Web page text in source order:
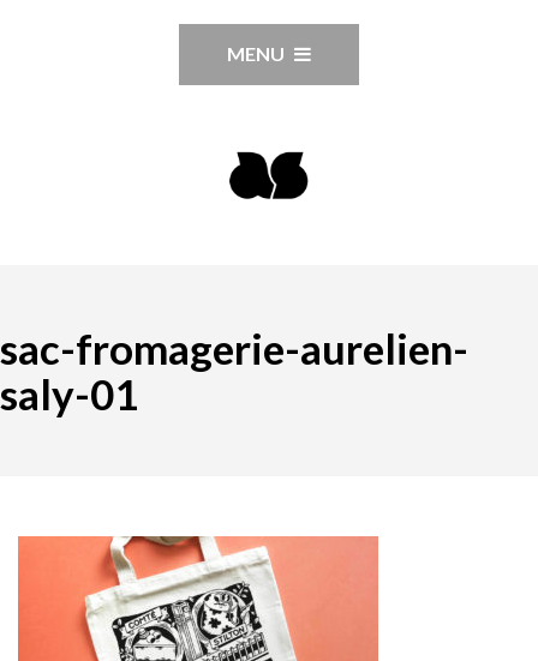
MENU
sac-fromagerie-aurelien-
saly-01